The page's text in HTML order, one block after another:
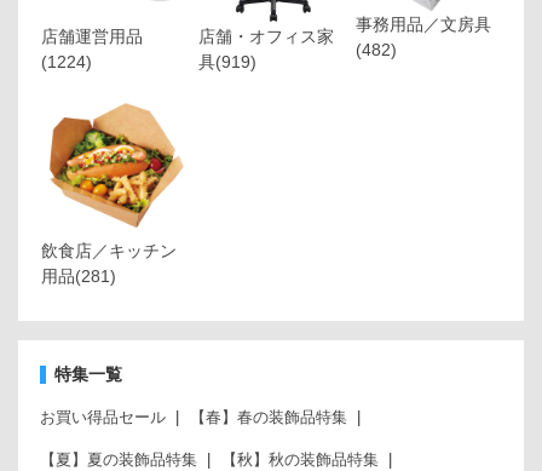
店舗運営用品
(1224)
店舗・オフィス家
具(919)
事務用品／文房具
(482)
飲食店／キッチン
用品(281)
特集一覧
お買い得品セール 【春】春の装飾品特集
【夏】夏の装飾品特集 【秋】秋の装飾品特集